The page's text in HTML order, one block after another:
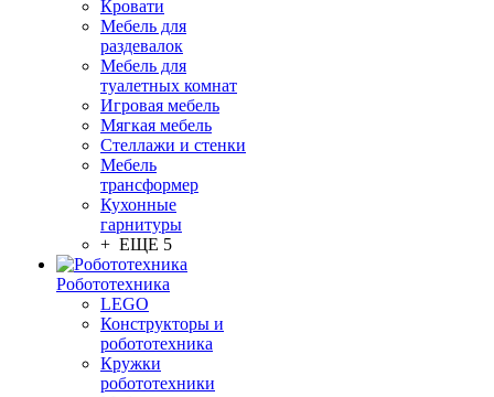
Кровати
Мебель для
раздевалок
Мебель для
туалетных комнат
Игровая мебель
Мягкая мебель
Стеллажи и стенки
Мебель
трансформер
Кухонные
гарнитуры
+ ЕЩЕ 5
Робототехника
LEGO
Конструкторы и
робототехника
Кружки
робототехники